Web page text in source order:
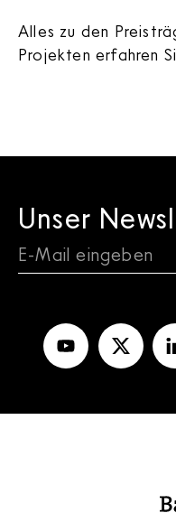
Alles zu den
Projekten erfahren
Unser